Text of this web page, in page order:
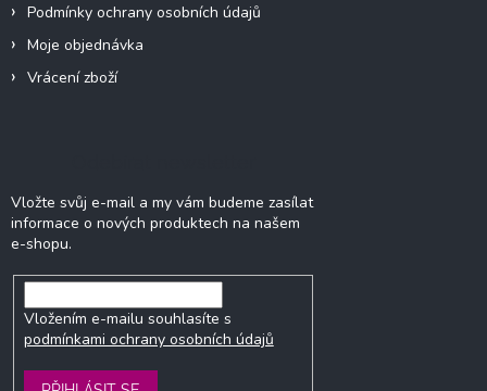
Podmínky ochrany osobních údajů
Moje objednávka
Vrácení zboží
Vložte svůj e-mail a my vám budeme zasílat
informace o nových produktech na našem
e-shopu.
Vložením e-mailu souhlasíte s
podmínkami ochrany osobních údajů